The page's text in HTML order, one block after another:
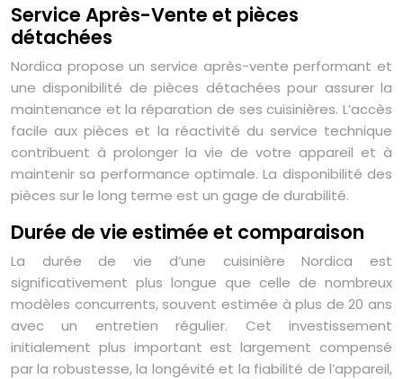
Service Après-Vente et pièces
détachées
Nordica propose un service après-vente performant et
une disponibilité de pièces détachées pour assurer la
maintenance et la réparation de ses cuisinières. L’accès
facile aux pièces et la réactivité du service technique
contribuent à prolonger la vie de votre appareil et à
maintenir sa performance optimale. La disponibilité des
pièces sur le long terme est un gage de durabilité.
Durée de vie estimée et comparaison
La durée de vie d’une cuisinière Nordica est
significativement plus longue que celle de nombreux
modèles concurrents, souvent estimée à plus de 20 ans
avec un entretien régulier. Cet investissement
initialement plus important est largement compensé
par la robustesse, la longévité et la fiabilité de l’appareil,